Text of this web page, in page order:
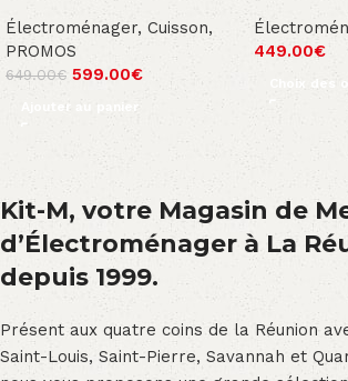
Électroménager, Cuisson,
PROMOS
649.00€ 599.00€
Ajouter au panier
449.00€
Choix des
Kit-M, votre Magasin de
d’Électroménager à La
depuis 1999.
Présent aux quatre coins de la Réunion
Saint-Louis, Saint-Pierre, Savannah et